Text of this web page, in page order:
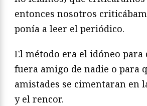
entonces nosotros
ponía a leer el periódico.
El método era el idóneo para
fuera amigo de nadie o para
amistades se cimentaran en
y el rencor.